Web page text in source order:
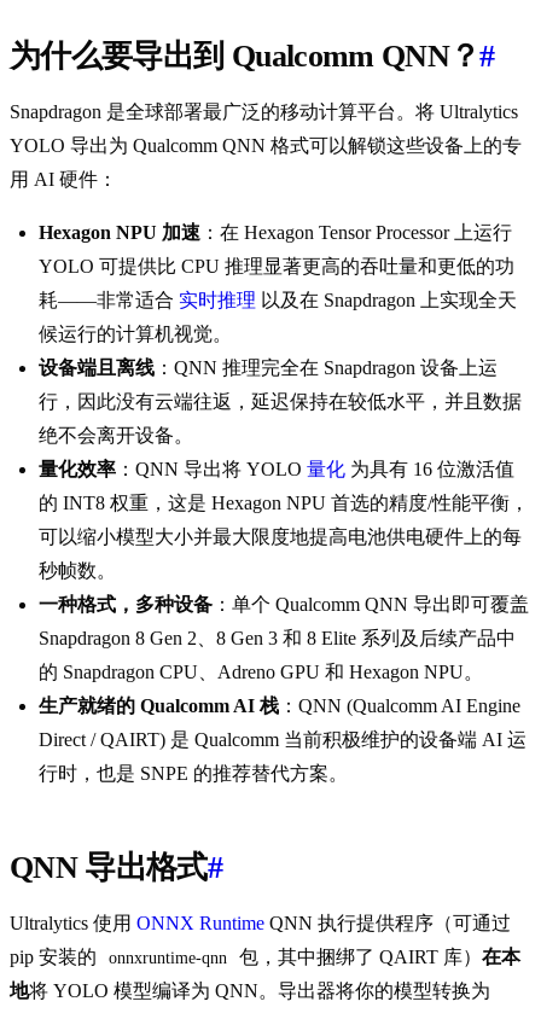
为什么要导出到 Qualcomm QNN？#
Snapdragon 是全球部署最广泛的移动计算平台。将 Ultralytics
YOLO 导出为 Qualcomm QNN 格式可以解锁这些设备上的专
用 AI 硬件：
Hexagon NPU 加速 ：在 Hexagon Tensor Processor 上运行
YOLO 可提供比 CPU 推理显著更高的吞吐量和更低的功
耗——非常适合 实时推理 以及在 Snapdragon 上实现全天
候运行的计算机视觉。
设备端且离线 ：QNN 推理完全在 Snapdragon 设备上运
行，因此没有云端往返，延迟保持在较低水平，并且数据
绝不会离开设备。
量化效率 ：QNN 导出将 YOLO 量化 为具有 16 位激活值
的 INT8 权重，这是 Hexagon NPU 首选的精度/性能平衡，
可以缩小模型大小并最大限度地提高电池供电硬件上的每
秒帧数。
一种格式，多种设备 ：单个 Qualcomm QNN 导出即可覆盖
Snapdragon 8 Gen 2、8 Gen 3 和 8 Elite 系列及后续产品中
的 Snapdragon CPU、Adreno GPU 和 Hexagon NPU。
生产就绪的 Qualcomm AI 栈 ：QNN (Qualcomm AI Engine
Direct / QAIRT) 是 Qualcomm 当前积极维护的设备端 AI 运
行时，也是 SNPE 的推荐替代方案。
QNN 导出格式#
Ultralytics 使用 ONNX Runtime QNN 执行提供程序（可通过
pip 安装的
onnxruntime-qnn 包，其中捆绑了 QAIRT 库） 在本
地将 YOLO 模型编译为 QNN。导出器将你的模型转换为